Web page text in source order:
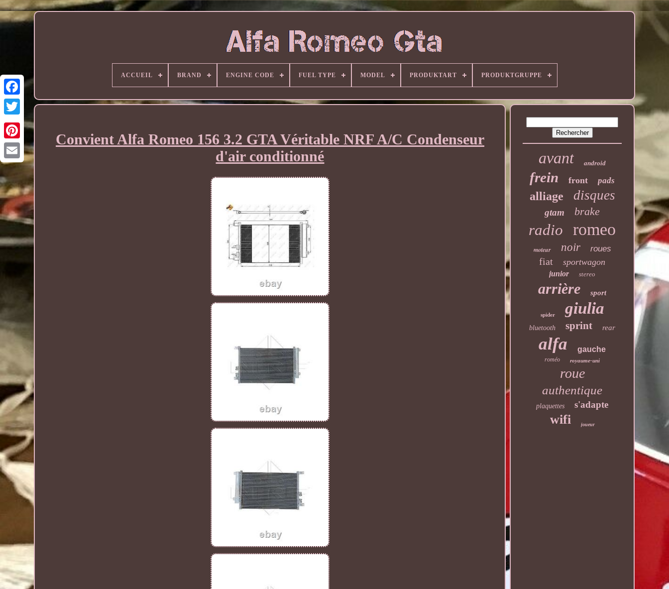
ACCUEIL BRAND ENGINE CODE FUEL TYPE MODEL PRODUKTART PRODUKTGRUPPE
Convient Alfa Romeo 156 3.2 GTA Véritable NRF A/C Condenseur
d'air conditionné
avant android
frein front pads
alliage disques
gtam brake
radio romeo
moteur noir roues
fiat sportwagon
junior stereo
arrière sport
spider giulia
bluetooth sprint rear
alfa gauche
roméo royaume-uni
roue
authentique
plaquettes s'adapte
wifi joueur